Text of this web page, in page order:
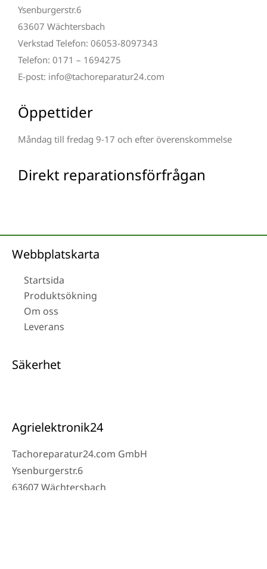
Ysenburgerstr.6
63607 Wächtersbach
Verkstad Telefon: 06053-8097343
Telefon: 0171 – 1694275
E-post: info@tachoreparatur24.com
Öppettider
Måndag till fredag 9-17 och efter överenskommelse
Direkt reparationsförfrågan
Webbplatskarta
Startsida
Produktsökning
Om oss
Leverans
Säkerhet
Agrielektronik24
Tachoreparatur24.com GmbH
Ysenburgerstr.6
63607 Wächtersbach